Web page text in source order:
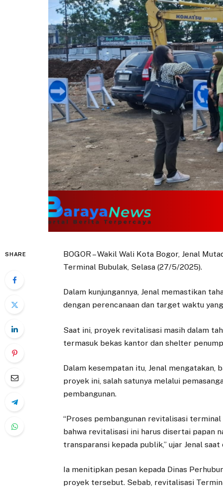
SHARE
BOGOR – Wakil Wali Kota Bogor, Jenal
Terminal Bubulak, Selasa (27/5/2025).
Dalam kunjungannya, Jenal memastikan
dengan perencanaan dan target waktu
Saat ini, proyek revitalisasi masih dalam
termasuk bekas kantor dan shelter
Dalam kesempatan itu, Jenal
proyek ini, salah satunya melalui
pembangunan.
“Proses pembangunan revitalisasi
bahwa revitalisasi ini harus disertai papan
transparansi kepada publik,” ujar Jenal
Ia menitipkan pesan kepada Dinas
proyek tersebut. Sebab, revitalisasi